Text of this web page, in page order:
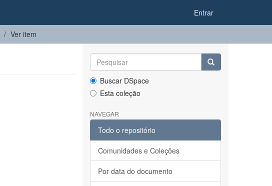
Entrar
Ver item
Buscar DSpace
Esta coleção
NAVEGAR
Todo o repositório
Comunidades e Coleções
Por data do documento